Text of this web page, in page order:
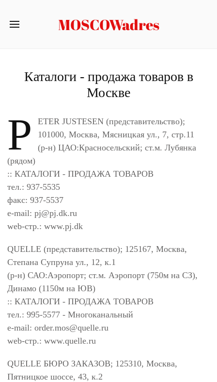
MOSCOWadres
Каталоги - продажа товаров в
Москве
P
ETER JUSTESEN (представительство);
101000, Москва, Мясницкая ул., 7, стр.11
(р-н) ЦАО:Красносельский; ст.м. Лубянка
(рядом)
:: КАТАЛОГИ - ПРОДАЖА ТОВАРОВ
тел.: 937-5535
факс: 937-5537
e-mail: pj@pj.dk.ru
web-стр.: www.pj.dk
QUELLE (представительство); 125167, Москва,
Степана Супруна ул., 12, к.1
(р-н) САО:Аэропорт; ст.м. Аэропорт (750м на СЗ),
Динамо (1150м на ЮВ)
:: КАТАЛОГИ - ПРОДАЖА ТОВАРОВ
тел.: 995-5577 - Многоканальный
e-mail: order.mos@quelle.ru
web-стр.: www.quelle.ru
QUELLE БЮРО ЗАКАЗОВ; 125310, Москва,
Пятницкое шоссе, 43, к.2